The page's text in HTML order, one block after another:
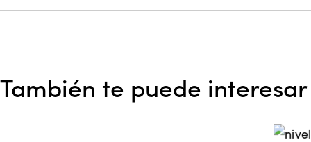
También te puede interesar